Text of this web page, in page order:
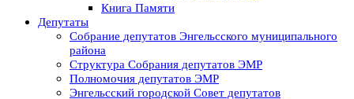
Книга Памяти
Депутаты
Собрание депутатов Энгельсского муниципального
района
Структура Собрания депутатов ЭМР
Полномочия депутатов ЭМР
Энгельсский городской Совет депутатов